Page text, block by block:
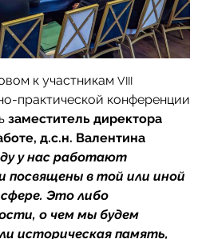
к участникам VIII
практической конференции
заместитель директора
д.с.н. Валентина
у нас работают
посвящены в той или иной
Это либо
о чем мы будем
историческая память,